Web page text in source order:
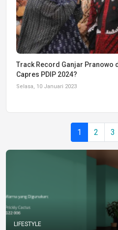
Track Record Ganjar Pranowo
Capres PDIP 2024?
Selasa, 10 Januari 2023
1 2 3
LIFESTYLE